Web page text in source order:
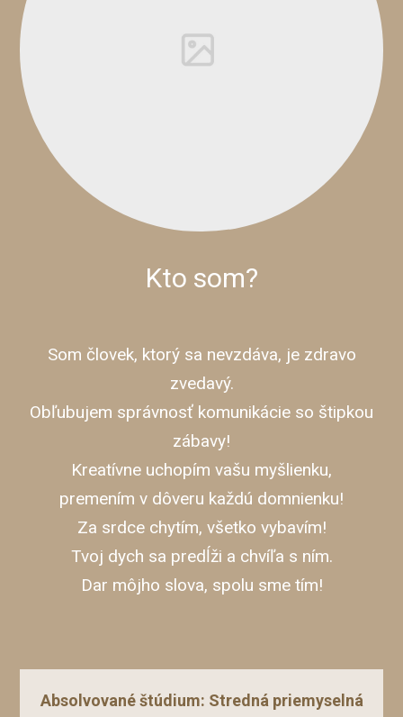
Kto som?
Som človek, ktorý sa nevzdáva, je zdravo
zvedavý.
Obľubujem správnosť komunikácie so štipkou
zábavy!
Kreatívne uchopím vašu myšlienku,
premením v dôveru každú domnienku!
Za srdce chytím, všetko vybavím!
Tvoj dych sa predĺži a chvíľa s ním.
Dar môjho slova, spolu sme tím!
Absolvované štúdium: Stredná priemyselná